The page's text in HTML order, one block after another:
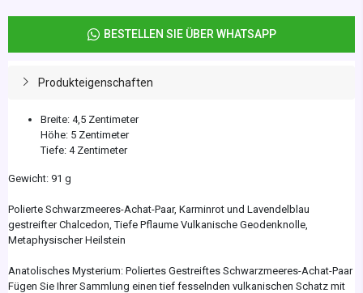
BESTELLEN SIE ÜBER WHATSAPP
Produkteigenschaften
Breite: 4,5 Zentimeter
Höhe: 5 Zentimeter
Tiefe: 4 Zentimeter
Gewicht: 91 g
Polierte Schwarzmeeres-Achat-Paar, Karminrot und Lavendelblau
gestreifter Chalcedon, Tiefe Pflaume Vulkanische Geodenknolle,
Metaphysischer Heilstein
Anatolisches Mysterium: Poliertes Gestreiftes Schwarzmeeres-Achat-Paar
Fügen Sie Ihrer Sammlung einen tief fesselnden vulkanischen Schatz mit